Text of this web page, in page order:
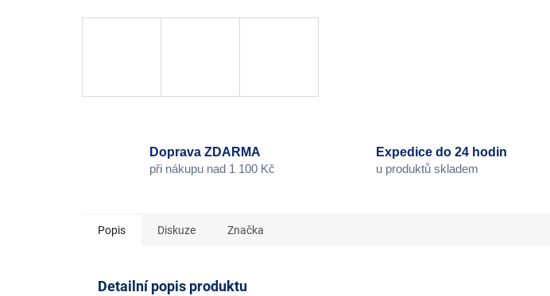
Doprava ZDARMA
při nákupu nad 1 100 Kč
Expedice do 24 hodin
u produktů skladem
Popis Diskuze Značka
Detailní popis produktu